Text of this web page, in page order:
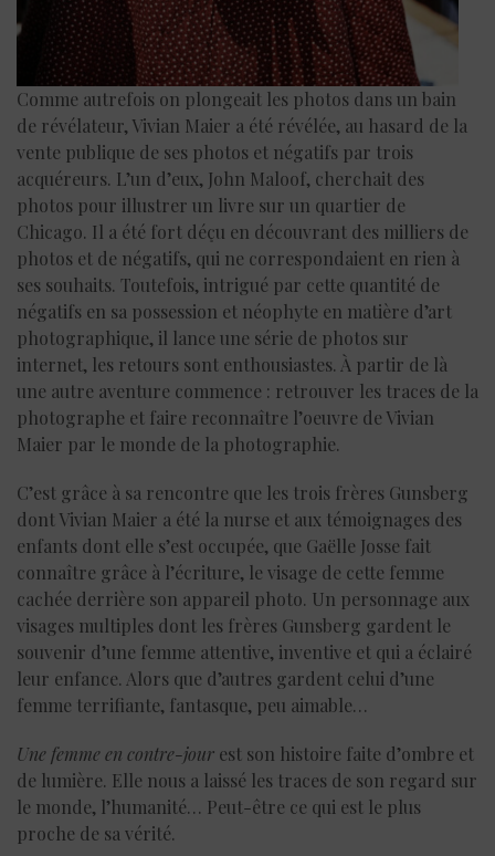
Comme autrefois on plongeait les photos dans un bain
de révélateur, Vivian Maier a été révélée, au hasard de la
vente publique de ses photos et négatifs par trois
acquéreurs. L’un d’eux, John Maloof, cherchait des
photos pour illustrer un livre sur un quartier de
Chicago. Il a été fort déçu en découvrant des milliers de
photos et de négatifs, qui ne correspondaient en rien à
ses souhaits. Toutefois, intrigué par cette quantité de
négatifs en sa possession et néophyte en matière d’art
photographique, il lance une série de photos sur
internet, les retours sont enthousiastes. À partir de là
une autre aventure commence : retrouver les traces de la
photographe et faire reconnaître l’oeuvre de Vivian
Maier par le monde de la photographie.
C’est grâce à sa rencontre que les trois frères Gunsberg
dont Vivian Maier a été la nurse et aux témoignages des
enfants dont elle s’est occupée, que Gaëlle Josse fait
connaître grâce à l’écriture, le visage de cette femme
cachée derrière son appareil photo. Un personnage aux
visages multiples dont les frères Gunsberg gardent le
souvenir d’une femme attentive, inventive et qui a éclairé
leur enfance. Alors que d’autres gardent celui d’une
femme terrifiante, fantasque, peu aimable…
Une femme en contre-jour est son histoire faite d’ombre et
de lumière. Elle nous a laissé les traces de son regard sur
le monde, l’humanité… Peut-être ce qui est le plus
proche de sa vérité.